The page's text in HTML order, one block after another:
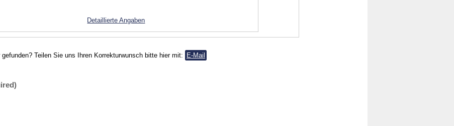
Detaillierte Angaben
Teilen Sie uns Ihren Korrekturwunsch bitte hier mit: E-Mail